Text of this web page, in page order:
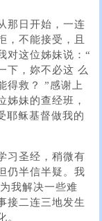
那日开始，一连
，不能接受，且
对这位姊妹说：“
下，妳不必这 么
得救？ ”感谢上
姊妹的查经班，
耶稣基督做我的
习圣经，稍微有
仍半信半疑。我
我解决一些难
接二连三地发生
。